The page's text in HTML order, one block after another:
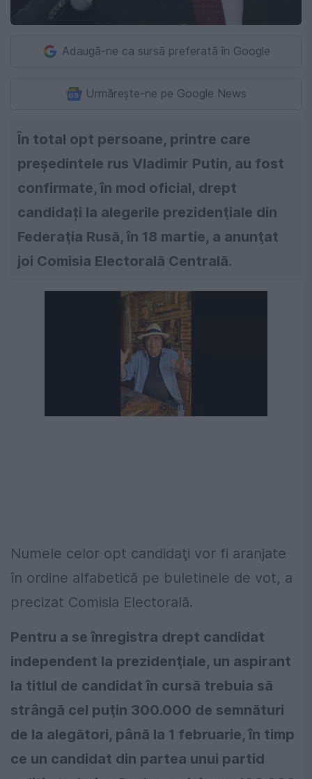
Adaugă-ne ca sursă preferată în Google
Urmărește-ne pe Google News
În total opt persoane, printre care
preşedintele rus Vladimir Putin, au fost
confirmate, în mod oficial, drept
candidați la alegerile prezidenţiale din
Federaţia Rusă, în 18 martie, a anunţat
joi Comisia Electorală Centrală.
Numele celor opt candidaţi vor fi aranjate
în ordine alfabetică pe buletinele de vot, a
precizat Comisia Electorală.
Pentru a se înregistra drept candidat
independent la prezidenţiale, un aspirant
la titlul de candidat în cursă trebuia să
strângă cel puţin 300.000 de semnături
de la alegători, până la 1 februarie, în timp
ce un candidat din partea unui partid